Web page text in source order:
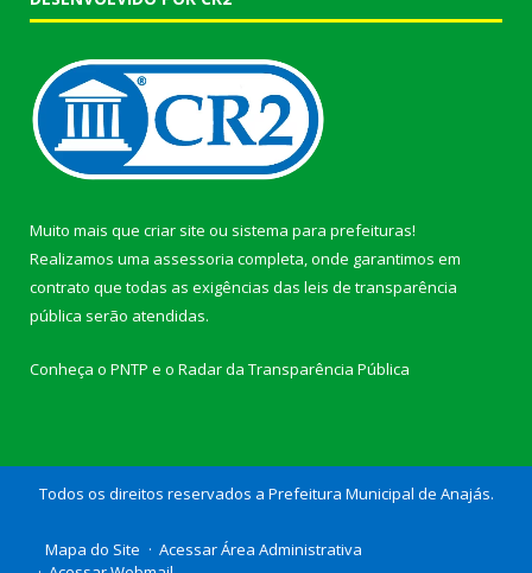
Muito mais que criar site ou sistema para prefeituras!
Realizamos uma assessoria completa, onde garantimos em
contrato que todas as exigências das leis de transparência
pública serão atendidas.
Conheça o PNTP e o Radar da Transparência Pública
Todos os direitos reservados a Prefeitura Municipal de Anajás.
Mapa do Site
Acessar Área Administrativa